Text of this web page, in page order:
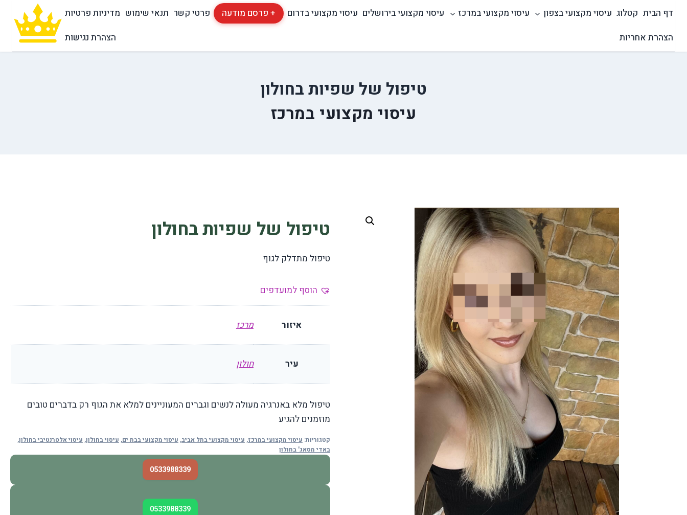
content
דף הבית קטלוג עיסוי מקצועי בצפון עיסוי מקצועי במרכז עיסוי מקצועי בירושלים עיסוי מקצועי בדרום + פרסם מודעה פרטי קשר תנאי שימוש מדיניות פרטיות
הצהרת אחריות
הצהרת נגישות
טיפול של שפיות בחולון
עיסוי מקצועי במרכז
טיפול של שפיות בחולון
טיפול מתדלק לגוף
הוסף למועדפים
איזור מרכז
עיר חולון
טיפול מלא באנרגיה מעולה לנשים וגברים המעוניינים למלא את הגוף רק בדברים טובים
מוזמנים להגיע
קטגוריות: עיסוי מקצועי במרכז, עיסוי מקצועי בתל אביב, עיסוי מקצועי בבת ים, עיסוי בחולון, עיסוי אלטרנטיבי בחולון,
באדי מסאג' בחולון
0533988339
0533988339